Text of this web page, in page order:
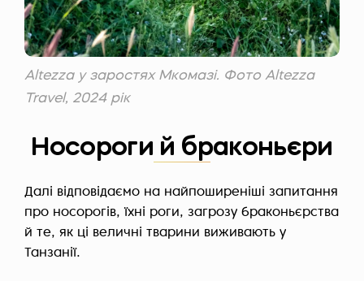
Altezza у заростях Мкомазі. Фото Altezza
Travel, 2024 рік
Носороги й браконьєри
Далі відповідаємо на найпоширеніші запитання
про носорогів, їхні роги, загрозу браконьєрства
й те, як ці величні тварини виживають у
Танзанії.